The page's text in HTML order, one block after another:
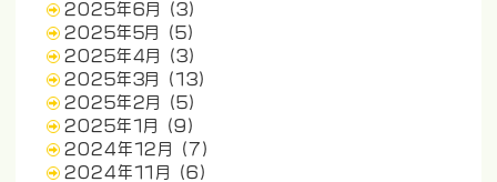
2025年6月
(3)
2025年5月
(5)
2025年4月
(3)
2025年3月
(13)
2025年2月
(5)
2025年1月
(9)
2024年12月
(7)
2024年11月
(6)